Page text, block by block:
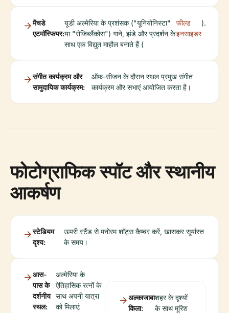
मैचडे
एटमॉस्फियर:
यूडी अल्मेरिया के प्रशंसक ("यूनियोनिस्टा"
या "रोजिब्लैंकोस") गाने, झंडे और प्रदर्शन के
साथ एक विद्युत माहौल बनाते हैं (
फील्ड
इनसाइडर
).
संगीत कार्यक्रम और
सामुदायिक कार्यक्रम:
ऑफ-सीजन के दौरान स्थल प्रमुख संगीत
कार्यक्रम और सभाएं आयोजित करता है।
फोटोग्राफिक स्पॉट और स्थानीय
आकर्षण
स्टेडियम
दृश्य:
ऊपरी स्टैंड से मनोरम शॉट्स कैप्चर करें, खासकर सूर्यास्त
के समय।
आस-
पास के
दर्शनीय
स्थल:
अल्मेरिया के
ऐतिहासिक रत्नों के
साथ अपनी यात्रा
को मिलाएं:
अल्काजाबा
किला:
शहर के दृश्यों
के साथ मूरिश